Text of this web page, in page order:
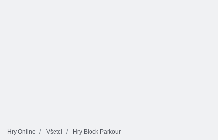
Hry Online Všetci Hry Block Parkour